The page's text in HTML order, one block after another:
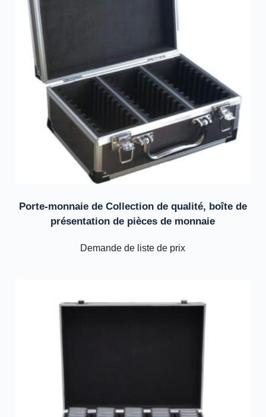
Porte-monnaie de Collection de qualité, boîte de
présentation de pièces de monnaie
Demande de liste de prix